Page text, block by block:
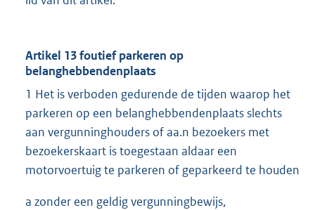
Artikel 13 foutief parkeren op
belanghebbendenplaats
1 Het is verboden gedurende de tijden waarop het
parkeren op een belanghebbendenplaats slechts
aan vergunninghouders of aa.n bezoekers met
bezoekerskaart is toegestaan aldaar een
motorvoertuig te parkeren of geparkeerd te houden
a zonder een geldig vergunningbewijs,